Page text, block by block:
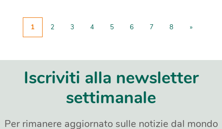
1 2 3 4 5 6 7 8 »
Iscriviti alla newsletter
settimanale
Per rimanere aggiornato sulle notizie dal mondo